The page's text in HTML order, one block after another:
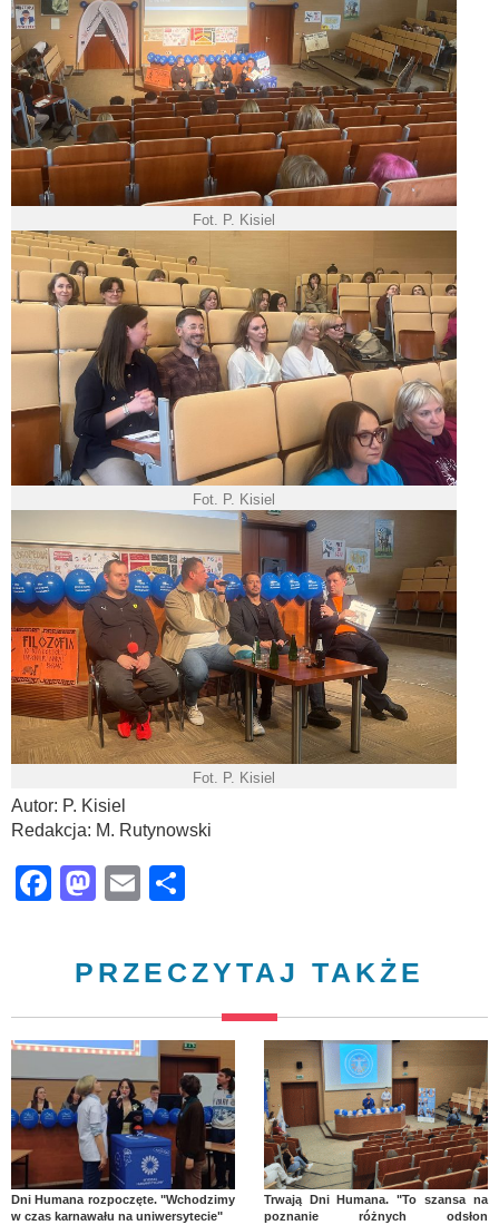
Fot. P. Kisiel
Fot. P. Kisiel
Fot. P. Kisiel
Autor: P. Kisiel
Redakcja: M. Rutynowski
Facebook
Mastodon
Email
PRZECZYTAJ TAKŻE
Dni Humana rozpoczęte. "Wchodzimy
w czas karnawału na uniwersytecie"
Trwają Dni Humana. "To szansa na
poznanie różnych odsłon